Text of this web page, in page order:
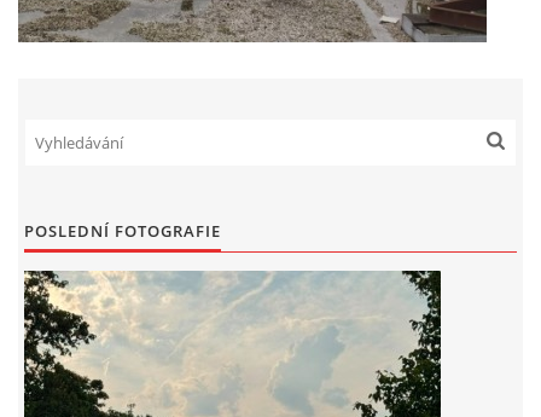
Sbor dobrovolných hasičů Koterov
Koterovská náves 15
326 00 Plzeň
záznamník/fax.377443505 mob.725725474
hasicikoterov@email.cz
POSLEDNÍ FOTOGRAFIE